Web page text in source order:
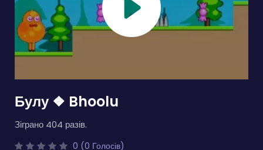
Булу ❖ Bhoolu
Зіграно 404 разів.
0 (0 Голосів)